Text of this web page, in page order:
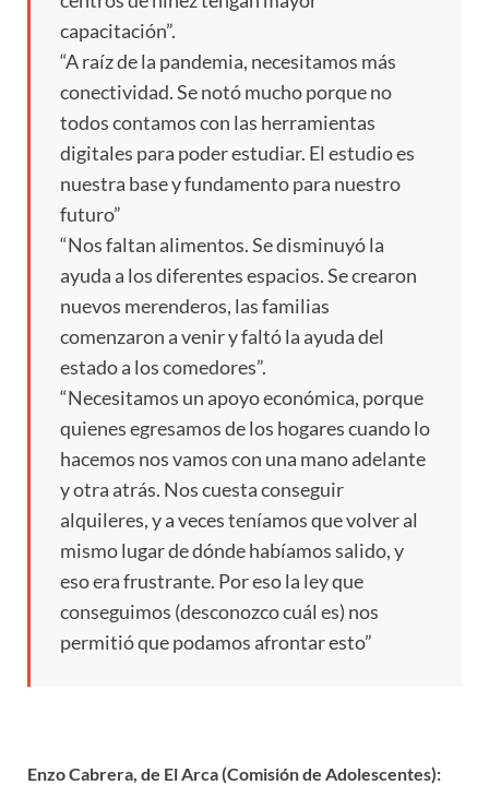
capacitación”.
“A raíz de la pandemia, necesitamos más
conectividad. Se notó mucho porque no
todos contamos con las herramientas
digitales para poder estudiar. El estudio es
nuestra base y fundamento para nuestro
futuro”
“Nos faltan alimentos. Se disminuyó la
ayuda a los diferentes espacios. Se crearon
nuevos merenderos, las familias
comenzaron a venir y faltó la ayuda del
estado a los comedores”.
“Necesitamos un apoyo económica, porque
quienes egresamos de los hogares cuando lo
hacemos nos vamos con una mano adelante
y otra atrás. Nos cuesta conseguir
alquileres, y a veces teníamos que volver al
mismo lugar de dónde habíamos salido, y
eso era frustrante. Por eso la ley que
conseguimos (desconozco cuál es) nos
permitió que podamos afrontar esto”
Enzo Cabrera, de El Arca (Comisión de Adolescentes):